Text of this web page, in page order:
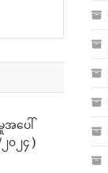
အပေါ်
၀၂၄ )